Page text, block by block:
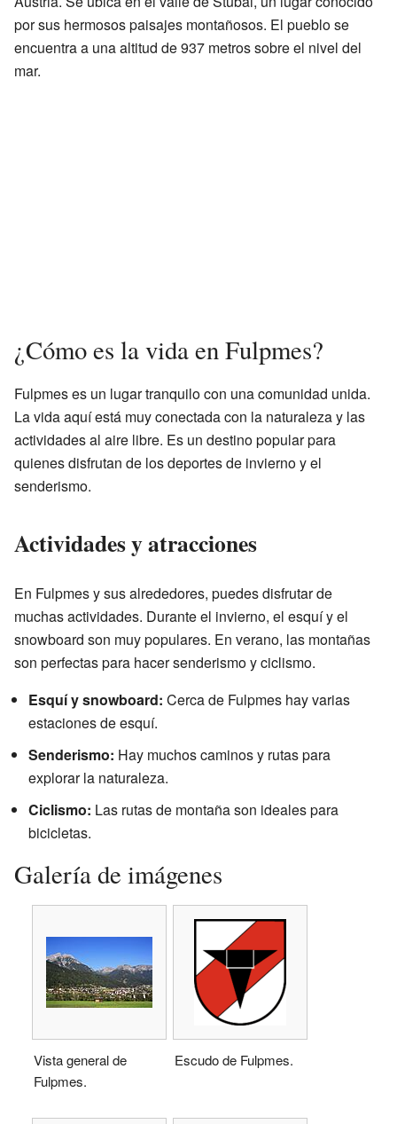
por sus hermosos paisajes montañosos. El pueblo se
encuentra a una altitud de 937 metros sobre el nivel del
mar.
¿Cómo es la vida en Fulpmes?
Fulpmes es un lugar tranquilo con una comunidad unida.
La vida aquí está muy conectada con la naturaleza y las
actividades al aire libre. Es un destino popular para
quienes disfrutan de los deportes de invierno y el
senderismo.
Actividades y atracciones
En Fulpmes y sus alrededores, puedes disfrutar de
muchas actividades. Durante el invierno, el esquí y el
snowboard son muy populares. En verano, las montañas
son perfectas para hacer senderismo y ciclismo.
Esquí y snowboard: Cerca de Fulpmes hay varias
estaciones de esquí.
Senderismo: Hay muchos caminos y rutas para
explorar la naturaleza.
Ciclismo: Las rutas de montaña son ideales para
bicicletas.
Galería de imágenes
Vista general de
Fulpmes.
Escudo de Fulpmes.